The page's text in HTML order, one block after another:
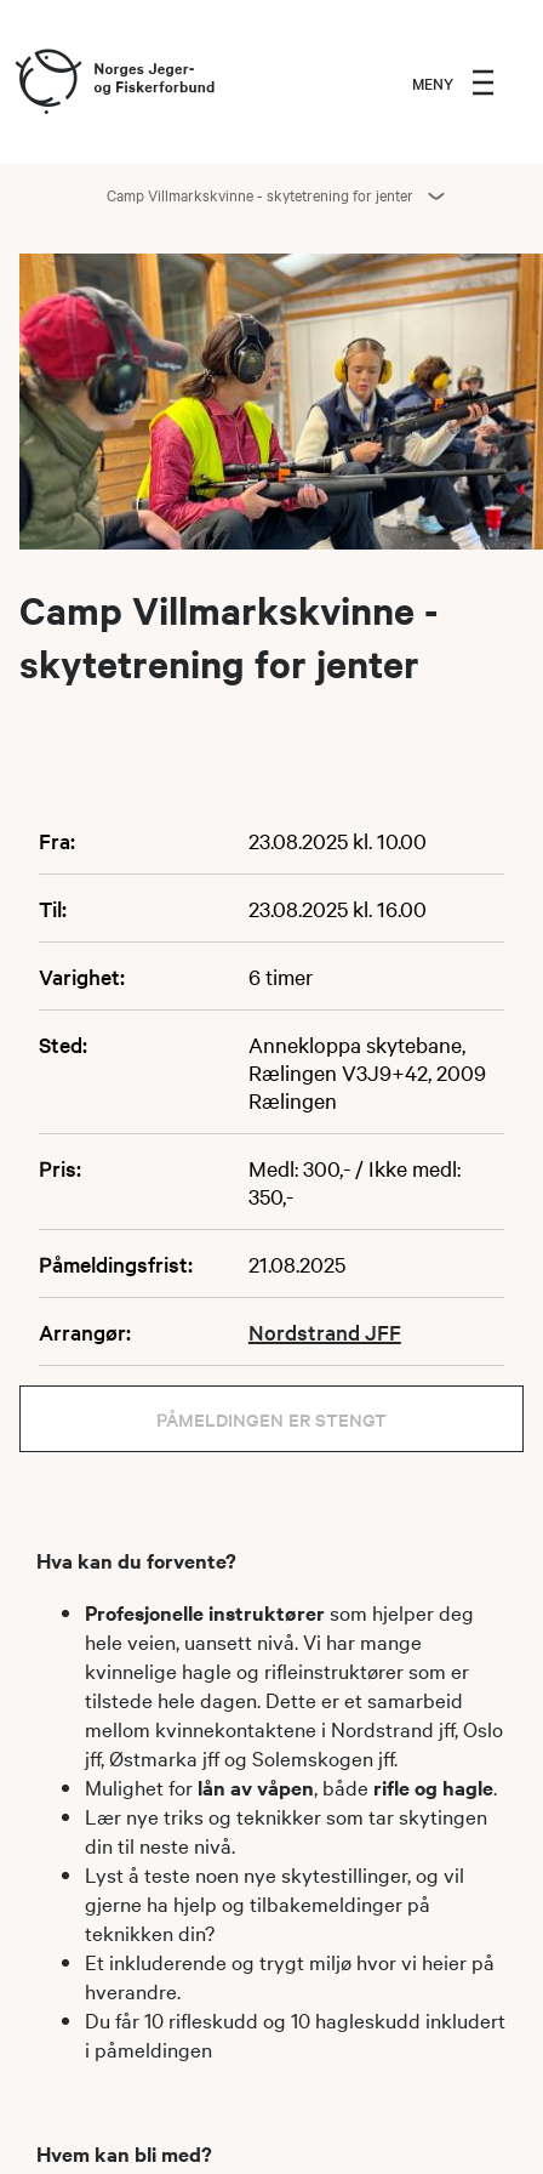
MENY
Camp Villmarkskvinne - skytetrening for jenter
Camp Villmarkskvinne -
skytetrening for jenter
Fra: 23.08.2025 kl. 10.00
Til: 23.08.2025 kl. 16.00
Varighet: 6 timer
Sted:
Annekloppa skytebane,
Rælingen V3J9+42, 2009
Rælingen
Pris:
Medl: 300,- / Ikke medl:
350,-
Påmeldingsfrist: 21.08.2025
Arrangør: Nordstrand JFF
PÅMELDINGEN ER STENGT
Hva kan du forvente?
Profesjonelle instruktørersom hjelper deg
hele veien, uansett nivå. Vi har mange
kvinnelige hagle og rifleinstruktører som er
tilstede hele dagen. Dette er et samarbeid
mellom kvinnekontaktene i Nordstrand jff, Oslo
jff, Østmarka jff og Solemskogen jff.
Mulighet for lån av våpen, både rifle og hagle.
Lær nye triks og teknikker som tar skytingen
din til neste nivå.
Lyst å teste noen nye skytestillinger, og vil
gjerne ha hjelp og tilbakemeldinger på
teknikken din?
Et inkluderende og trygt miljø hvor vi heier på
hverandre.
Du får 10 rifleskudd og 10 hagleskudd inkludert
i påmeldingen
Hvem kan bli med?